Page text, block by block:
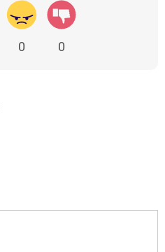
0 0